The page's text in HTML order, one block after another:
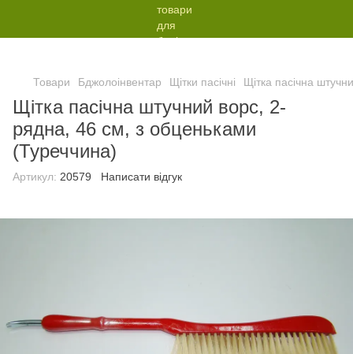
Товари Бджолоінвентар Щітки пасічні Щітка пасічна
Щітка пасічна штучний ворс, 2-
рядна, 46 см, з обценьками
(Туреччина)
Артикул: 20579 Написати відгук